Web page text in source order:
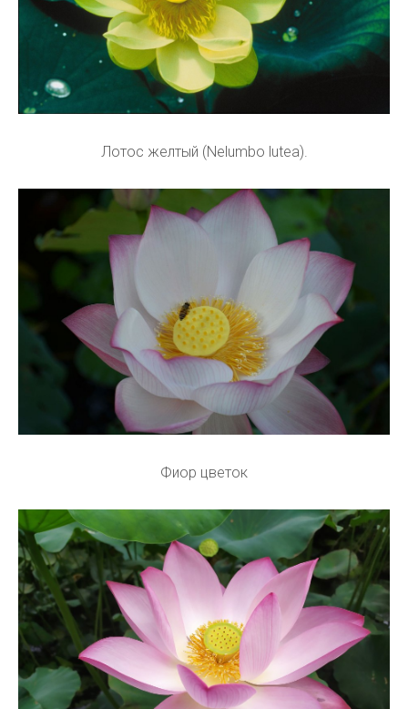
Лотос желтый (Nelumbo lutea).
Фиор цветок